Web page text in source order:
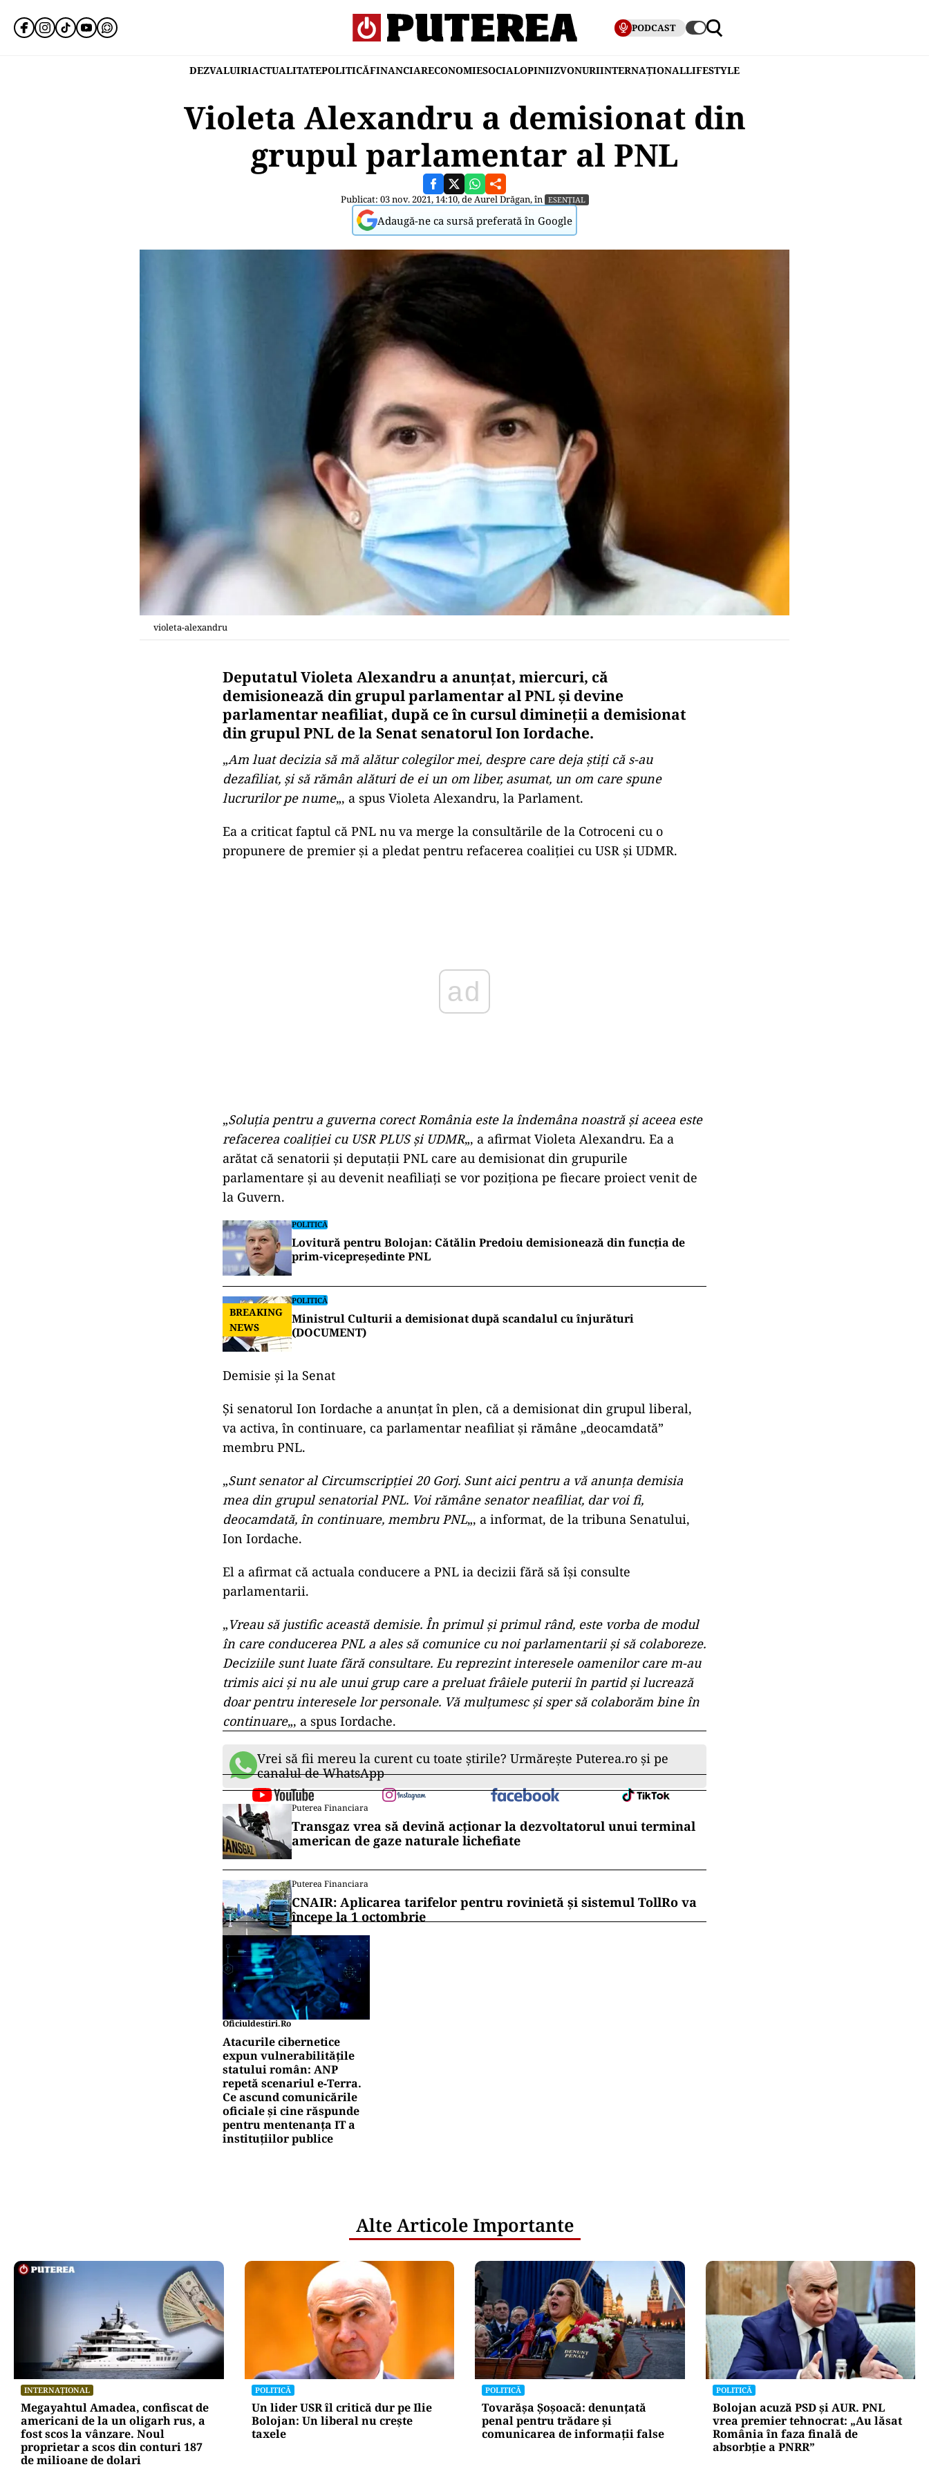
PODCAST
DEZVALUIRIACTUALITATEPOLITICĂFINANCIARECONOMIESOCIALOPINIIZVONURIINTERNAȚIONALLIFESTYLE
Violeta Alexandru a demisionat din
grupul parlamentar al PNL
Publicat: 03 nov. 2021, 14:10, deAurel Drăgan, în ESENȚIAL
Adaugă-ne ca sursă preferată în Google
violeta-alexandru
Deputatul Violeta Alexandru a anunţat, miercuri, că
demisionează din grupul parlamentar al PNL şi devine
parlamentar neafiliat, după ce în cursul dimineții a demisionat
din grupul PNL de la Senat senatorul Ion Iordache.
„Am luat decizia să mă alătur colegilor mei, despre care deja ştiţi că s-au
dezafiliat, şi să rămân alături de ei un om liber, asumat, un om care spune
lucrurilor pe nume„, a spus Violeta Alexandru, la Parlament.
Ea a criticat faptul că PNL nu va merge la consultările de la Cotroceni cu o
propunere de premier și a pledat pentru refacerea coaliției cu USR și UDMR.
„Soluţia pentru a guverna corect România este la îndemâna noastră şi aceea este
refacerea coaliţiei cu USR PLUS şi UDMR„, a afirmat Violeta Alexandru. Ea a
arătat că senatorii şi deputaţii PNL care au demisionat din grupurile
parlamentare şi au devenit neafiliaţi se vor poziţiona pe fiecare proiect venit de
la Guvern.
POLITICĂ
Lovitură pentru Bolojan: Cătălin Predoiu demisionează din funcția de
prim-vicepreședinte PNL
BREAKING
NEWS
POLITICĂ
Ministrul Culturii a demisionat după scandalul cu înjurături
(DOCUMENT)
Demisie și la Senat
Și senatorul Ion Iordache a anunţat în plen, că a demisionat din grupul liberal,
va activa, în continuare, ca parlamentar neafiliat şi rămâne „deocamdată”
membru PNL.
„Sunt senator al Circumscripţiei 20 Gorj. Sunt aici pentru a vă anunţa demisia
mea din grupul senatorial PNL. Voi rămâne senator neafiliat, dar voi fi,
deocamdată, în continuare, membru PNL„, a informat, de la tribuna Senatului,
Ion Iordache.
El a afirmat că actuala conducere a PNL ia decizii fără să îşi consulte
parlamentarii.
„Vreau să justific această demisie. În primul şi primul rând, este vorba de modul
în care conducerea PNL a ales să comunice cu noi parlamentarii şi să colaboreze.
Deciziile sunt luate fără consultare. Eu reprezint interesele oamenilor care m-au
trimis aici şi nu ale unui grup care a preluat frâiele puterii în partid şi lucrează
doar pentru interesele lor personale. Vă mulţumesc şi sper să colaborăm bine în
continuare„, a spus Iordache.
Vrei să fii mereu la curent cu toate știrile? Urmărește Puterea.ro și pe
canalul de WhatsApp
Puterea Financiara
Transgaz vrea să devină acționar la dezvoltatorul unui terminal
american de gaze naturale lichefiate
Puterea Financiara
CNAIR: Aplicarea tarifelor pentru rovinietă și sistemul TollRo va
începe la 1 octombrie
Oficiuldestiri.ro
Atacurile cibernetice
expun vulnerabilitățile
statului român: ANP
repetă scenariul e‑Terra.
Ce ascund comunicările
oficiale și cine răspunde
pentru mentenanța IT a
instituțiilor publice
Alte Articole Importante
INTERNAȚIONAL
Megayahtul Amadea, confiscat de
americani de la un oligarh rus, a
fost scos la vânzare. Noul
proprietar a scos din conturi 187
de milioane de dolari
POLITICĂ
Un lider USR îl critică dur pe Ilie
Bolojan: Un liberal nu crește
taxele
POLITICĂ
Tovarășa Șoșoacă: denunțată
penal pentru trădare și
comunicarea de informații false
POLITICĂ
Bolojan acuză PSD și AUR. PNL
vrea premier tehnocrat: „Au lăsat
România în faza finală de
absorbţie a PNRR”